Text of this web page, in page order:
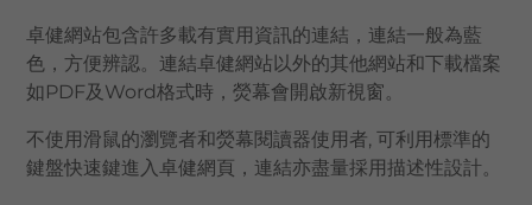
卓健網站包含許多載有實用資訊的連結，連結一般為藍
色，方便辨認。連結卓健網站以外的其他網站和下載檔案
如PDF及Word格式時，熒幕會開啟新視窗。
不使用滑鼠的瀏覽者和熒幕閱讀器使用者, 可利用標準的
鍵盤快速鍵進入卓健網頁，連結亦盡量採用描述性設計。